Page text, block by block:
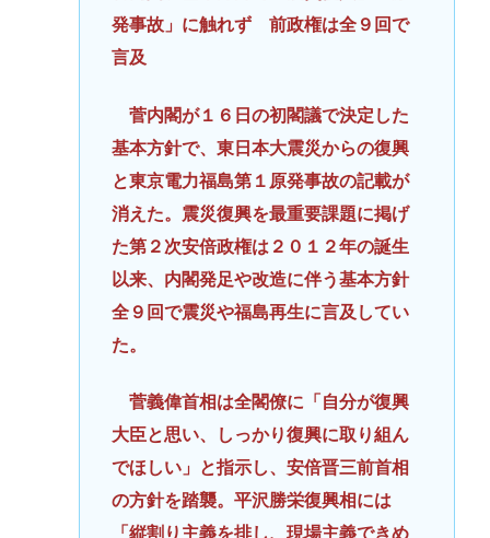
発事故」に触れず 前政権は全９回で
言及
菅内閣が１６日の初閣議で決定した
基本方針で、東日本大震災からの復興
と東京電力福島第１原発事故の記載が
消えた。震災復興を最重要課題に掲げ
た第２次安倍政権は２０１２年の誕生
以来、内閣発足や改造に伴う基本方針
全９回で震災や福島再生に言及してい
た。
菅義偉首相は全閣僚に「自分が復興
大臣と思い、しっかり復興に取り組ん
でほしい」と指示し、安倍晋三前首相
の方針を踏襲。平沢勝栄復興相には
「縦割り主義を排し、現場主義できめ